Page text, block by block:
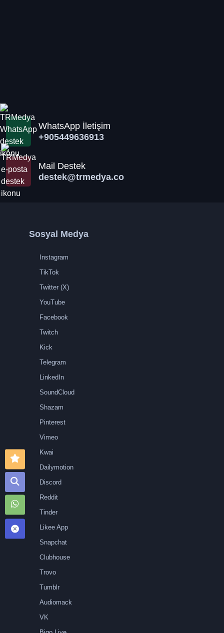
WhatsApp İletişim
+905449636913
Mail Destek
destek@trmedya.co
Sosyal Medya
Instagram
TikTok
Twitter (X)
YouTube
Facebook
Twitch
Kick
Telegram
LinkedIn
SoundCloud
Shazam
Pinterest
Vimeo
Kwai
Dailymotion
Discord
Reddit
Tinder
Likee App
Snapchat
Clubhouse
Trovo
Tumblr
Audiomack
VK